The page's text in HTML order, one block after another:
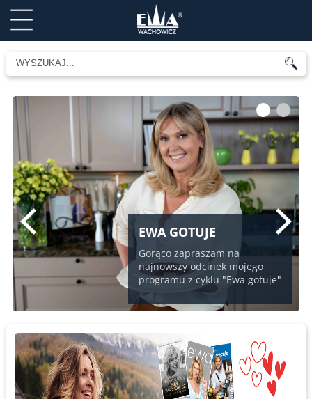
EWA GOTUJE
Gorąco zapraszam na
najnowszy odcinek mojego
programu z cyklu "Ewa gotuje"
1 2